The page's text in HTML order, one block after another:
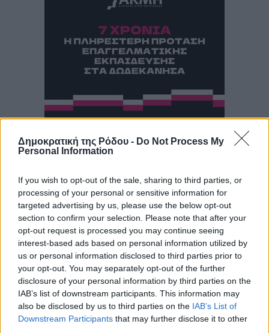
Δημοκρατική της Ρόδου - Do Not Process My
Personal Information
If you wish to opt-out of the sale, sharing to third parties, or
processing of your personal or sensitive information for
targeted advertising by us, please use the below opt-out
section to confirm your selection. Please note that after your
opt-out request is processed you may continue seeing
interest-based ads based on personal information utilized by
us or personal information disclosed to third parties prior to
your opt-out. You may separately opt-out of the further
disclosure of your personal information by third parties on the
IAB’s list of downstream participants. This information may
also be disclosed by us to third parties on the IAB’s List of
Downstream Participants that may further disclose it to other